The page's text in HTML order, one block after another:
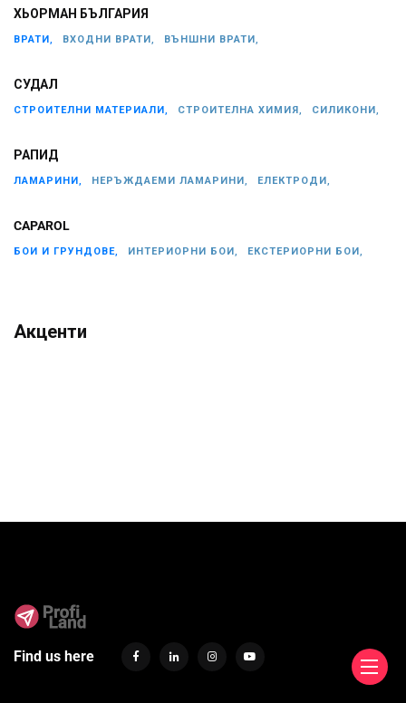
ХЬОРМАН БЪЛГАРИЯ
ВРАТИ, ВХОДНИ ВРАТИ, ВЪНШНИ ВРАТИ,
СУДАЛ
СТРОИТЕЛНИ МАТЕРИАЛИ, СТРОИТЕЛНА ХИМИЯ, СИЛИКОНИ,
РАПИД
ЛАМАРИНИ, НЕРЪЖДАЕМИ ЛАМАРИНИ, ЕЛЕКТРОДИ,
CAPAROL
БОИ И ГРУНДОВЕ, ИНТЕРИОРНИ БОИ, ЕКСТЕРИОРНИ БОИ,
Акценти
Find us here